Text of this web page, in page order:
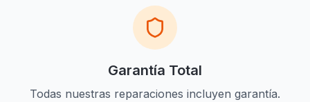
Garantía Total
Todas nuestras reparaciones incluyen garantía.